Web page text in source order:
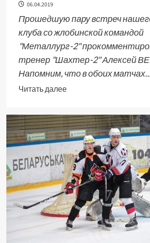
06.04.2019
Прошедшую пару встреч
клуба со жлобинской командой
"Металлург-2"
тренер "Шахтер-2" Алексей
Напомним, что в обоих
Читать далее